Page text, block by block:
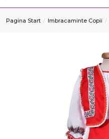
Pagina Start Imbracaminte Copii